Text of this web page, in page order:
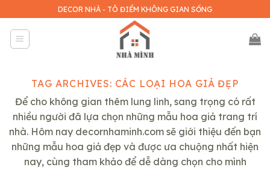
to
content
DECOR NHÀ - TÔ ĐIỂM KHÔNG GIAN SỐNG
TAG ARCHIVES: CÁC LOẠI HOA GIẢ ĐẸP
Để cho không gian thêm lung linh, sang trọng có rất
nhiều người đã lựa chọn những mẫu hoa giả trang trí
nhà. Hôm nay decornhaminh.com sẽ giới thiệu đến bạn
những mẫu hoa giả đẹp và được ưa chuộng nhất hiện
nay, cùng tham khảo để dễ dàng chọn cho mình